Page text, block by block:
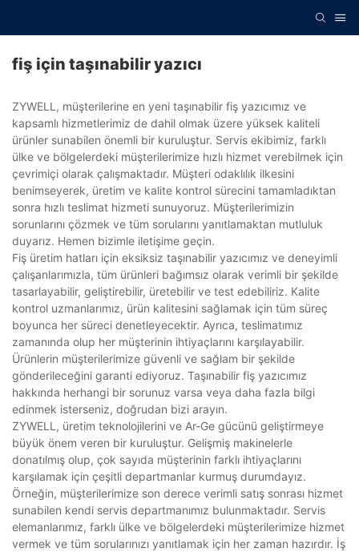
fiş için taşınabilir yazıcı
ZYWELL, müşterilerine en yeni taşınabilir fiş yazıcımız ve
kapsamlı hizmetlerimiz de dahil olmak üzere yüksek kaliteli
ürünler sunabilen önemli bir kuruluştur. Servis ekibimiz, farklı
ülke ve bölgelerdeki müşterilerimize hızlı hizmet verebilmek için
çevrimiçi olarak çalışmaktadır. Müşteri odaklılık ilkesini
benimseyerek, üretim ve kalite kontrol sürecini tamamladıktan
sonra hızlı teslimat hizmeti sunuyoruz. Müşterilerimizin
sorunlarını çözmek ve tüm sorularını yanıtlamaktan mutluluk
duyarız. Hemen bizimle iletişime geçin.
Fiş üretim hatları için eksiksiz taşınabilir yazıcımız ve deneyimli
çalışanlarımızla, tüm ürünleri bağımsız olarak verimli bir şekilde
tasarlayabilir, geliştirebilir, üretebilir ve test edebiliriz. Kalite
kontrol uzmanlarımız, ürün kalitesini sağlamak için tüm süreç
boyunca her süreci denetleyecektir. Ayrıca, teslimatımız
zamanında olup her müşterinin ihtiyaçlarını karşılayabilir.
Ürünlerin müşterilerimize güvenli ve sağlam bir şekilde
gönderileceğini garanti ediyoruz. Taşınabilir fiş yazıcımız
hakkında herhangi bir sorunuz varsa veya daha fazla bilgi
edinmek isterseniz, doğrudan bizi arayın.
ZYWELL, üretim teknolojilerini ve Ar-Ge gücünü geliştirmeye
büyük önem veren bir kuruluştur. Gelişmiş makinelerle
donatılmış olup, çok sayıda müşterinin farklı ihtiyaçlarını
karşılamak için çeşitli departmanlar kurmuş durumdayız.
Örneğin, müşterilerimize son derece verimli satış sonrası hizmet
sunabilen kendi servis departmanımız bulunmaktadır. Servis
elemanlarımız, farklı ülke ve bölgelerdeki müşterilerimize hizmet
vermek ve tüm sorularınızı yanıtlamak için her zaman hazırdır. İş